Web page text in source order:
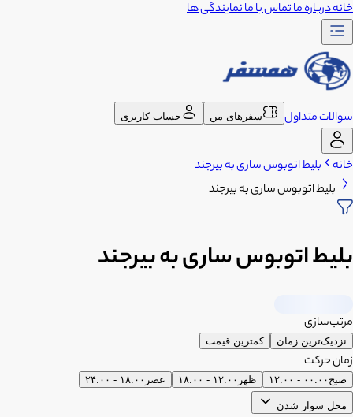
خانهدرباره ماتماس با مانمایندگی ها
سوالات متداول سفرهای من حساب کاربری
خانه بلیط اتوبوس ساری به بیرجند
بلیط اتوبوس ساری به بیرجند
بلیط اتوبوس ساری به بیرجند
مرتب‌سازی
نزدیک‌ترین زمان کمترین قیمت
زمان حرکت
صبح ۰۰:۰۰ - ۱۲:۰۰ ظهر ۱۲:۰۰ - ۱۸:۰۰ عصر ۱۸:۰۰ - ۲۴:۰۰
محل سوار شدن